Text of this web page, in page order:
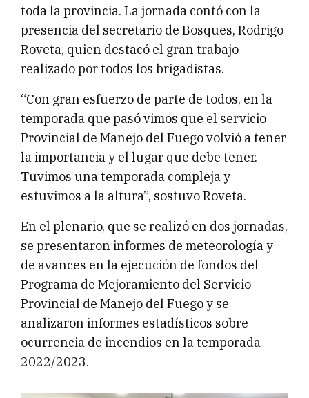
toda la provincia. La jornada contó con la
presencia del secretario de Bosques, Rodrigo
Roveta, quien destacó el gran trabajo
realizado por todos los brigadistas.
“Con gran esfuerzo de parte de todos, en la
temporada que pasó vimos que el servicio
Provincial de Manejo del Fuego volvió a tener
la importancia y el lugar que debe tener.
Tuvimos una temporada compleja y
estuvimos a la altura”, sostuvo Roveta.
En el plenario, que se realizó en dos jornadas,
se presentaron informes de meteorología y
de avances en la ejecución de fondos del
Programa de Mejoramiento del Servicio
Provincial de Manejo del Fuego y se
analizaron informes estadísticos sobre
ocurrencia de incendios en la temporada
2022/2023.